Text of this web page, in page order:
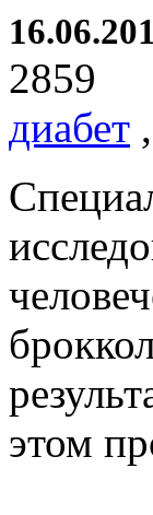
2859
диабет ,
этом